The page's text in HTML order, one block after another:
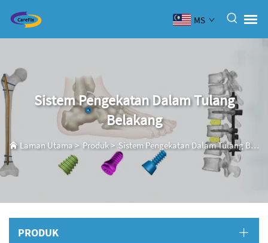
MS
Sistem Pengekatan Dalam Tulang
Belakang
Laman Utama> Produk> Sistem Pengekatan Dalam Tulang Belakang
PRODUK